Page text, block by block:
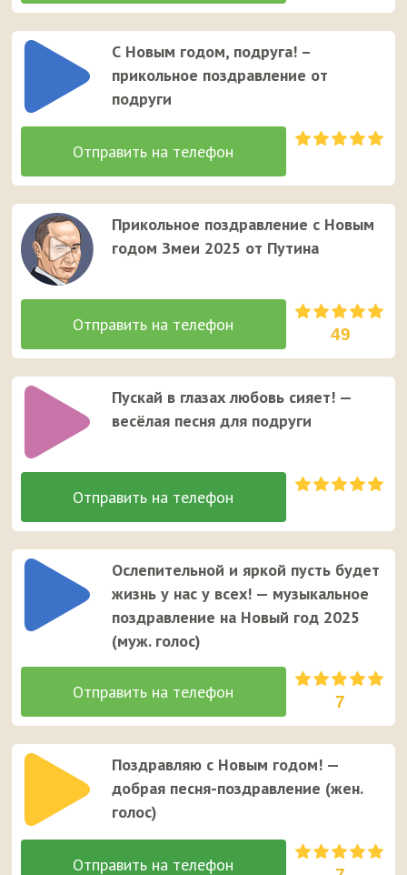
С Новым годом, подруга! –
прикольное поздравление от
подруги
Прикольное поздравление с Новым
годом Змеи 2025 от Путина
49
Пускай в глазах любовь сияет! —
весёлая песня для подруги
Ослепительной и яркой пусть будет
жизнь у нас у всех! — музыкальное
поздравление на Новый год 2025
(муж. голос)
7
Поздравляю с Новым годом! —
добрая песня-поздравление (жен.
голос)